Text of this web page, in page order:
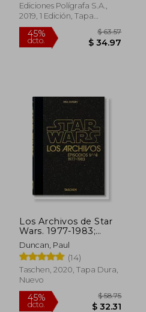
$ 100.23
Ediciones Polígrafa S.A.,
2019, 1 Edición, Tapa
Blanda, Nuevo
Los Archivos de Star
Wars. 1977-1983;
40Th Anniversary e
Dition
Duncan, Paul
(14)
Taschen, 2020, Tapa Dura,
Nuevo